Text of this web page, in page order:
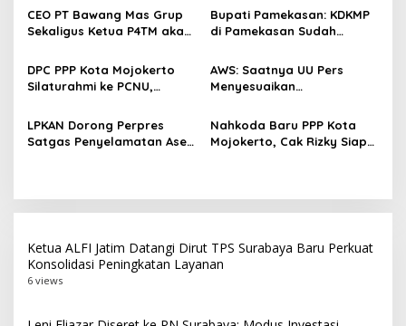
p
o
s
Dunia
79
CEO PT Bawang Mas Grup
Sekaligus Ketua P4TM akan
Tembakau di Madura
Bupati Pamekasan: KDKMP
di Pamekasan Sudah
Selesai Akhir Juli 2026
DPC PPP Kota Mojokerto
Silaturahmi ke PCNU,
Masyarakat
AWS: Saatnya UU Pers
Menyesuaikan
Digital dan AI
LPKAN Dorong Perpres
Satgas Penyelamatan Aset
Nahkoda Baru PPP Kota
Mojokerto, Cak Rizky Siap
Ketua ALFI Jatim Datangi Dirut TPS Surabaya Baru Perkuat
Konsolidasi Peningkatan Layanan
6 views